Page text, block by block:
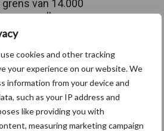
use cookies and other tracking
your experience on our website. We
information from your device and
such as your IP address and
like providing you with
measuring marketing campaign
grens van 14.000
melk
Bemesting Fokkerij